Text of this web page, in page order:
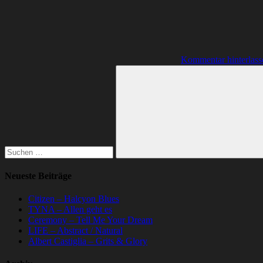
Kommentar
Suchen
Neueste Beiträge
Citizen – Halcyon Blues
TYNA – Allen geht es
Ceremony – Tell Me Your Dream
LIFE – Abstract / Natural
Albert Castiglia – Grits & Glory